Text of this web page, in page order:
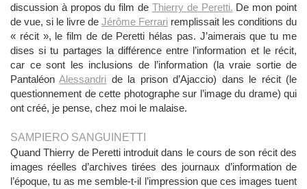
discussion à propos du film de Thierry de Peretti. De mon point
de vue, si le livre de Jérôme Ferrari remplissait les conditions du
« récit », le film de de Peretti hélas pas. J’aimerais que tu me
dises si tu partages la différence entre l’information et le récit,
car ce sont les inclusions de l’information (la vraie sortie de
PantaléonAlessandri de la prison d’Ajaccio) dans le récit (le
questionnement de cette photographe sur l’image du drame) qui
ont créé, je pense, chez moi le malaise.
SAMPIERO SANGUINETTI
Quand Thierry de Peretti introduit dans le cours de son récit des
images réelles d’archives tirées des journaux d’information de
l’époque, tu as me semble-t-il l’impression que ces images tuent